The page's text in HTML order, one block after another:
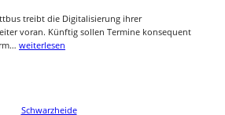
treibt die Digitalisierung ihrer
voran. Künftig sollen Termine konsequent
weiterlesen
Schwarzheide